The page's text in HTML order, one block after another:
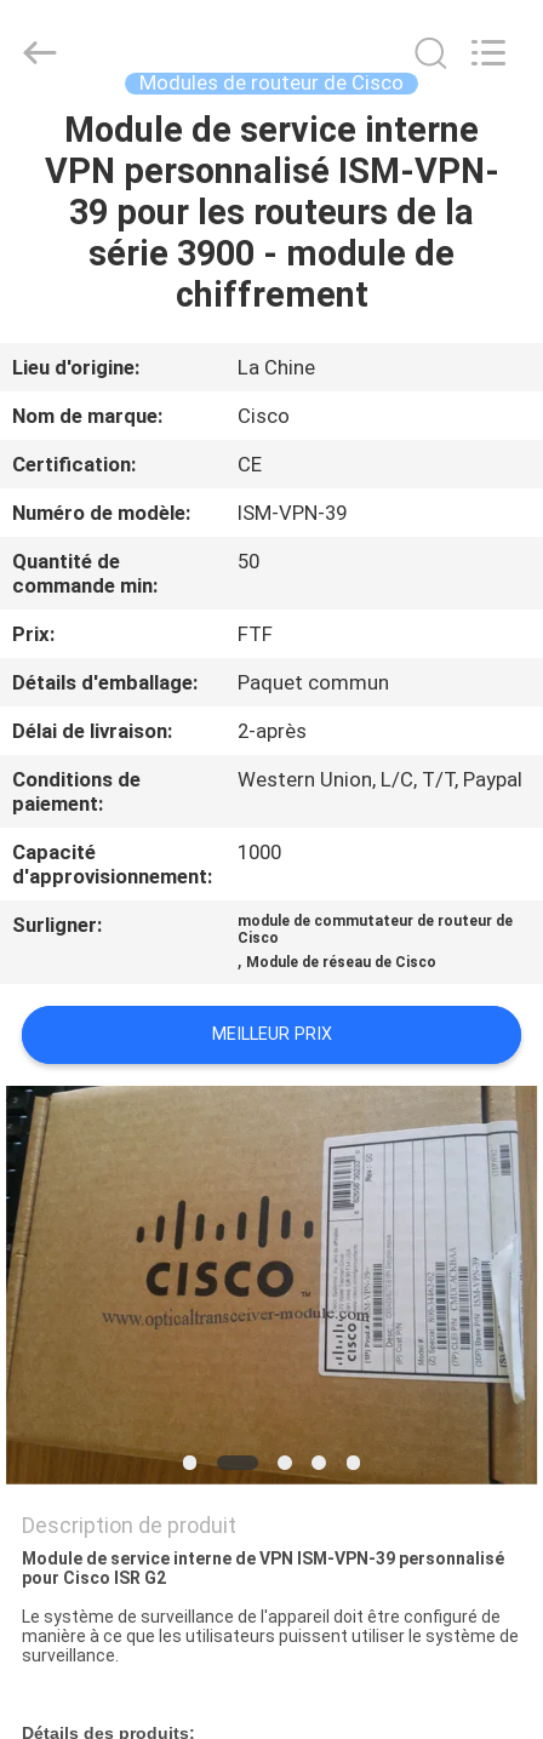
MAISON
VIDÉOS
PROPOS
DE
NOUS
VISITE
DE
L'USINE
CONTRÔLE
DE
LA
QUALITÉ
NOUS
CONTACTER
NOUVELLES
LES
AFFAIRES
SITEMAP
POLITIQUE
DE
CONFIDENTIALITÉ
Equipment
Modules de routeur de Cisco
Module de service interne
VPN personnalisé ISM-VPN-
39 pour les routeurs de la
série 3900 - module de
chiffrement
Lieu d'origine:
La Chine
Nom de marque:
Cisco
Certification:
CE
Numéro de modèle:
ISM-VPN-39
Quantité de
commande min:
50
Prix:
FTF
Détails d'emballage:
Paquet commun
Délai de livraison:
2-après
Conditions de
paiement:
Western Union, L/C, T/T, Paypal
Capacité
d'approvisionnement:
1000
Surligner:
module de commutateur de routeur de
Cisco
, Module de réseau de Cisco
MEILLEUR PRIX
Description de produit
Module de service interne de VPN ISM-VPN-39 personnalisé
pour Cisco ISR G2
Le système de surveillance de l'appareil doit être configuré de
manière à ce que les utilisateurs puissent utiliser le système de
surveillance.
Détails des produits: